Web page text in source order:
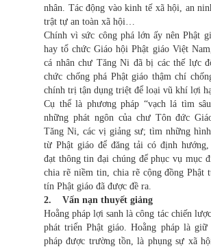
nhân. Tác động vào kinh tế xã hội, an
trật tự an toàn xã hội…
Chính vì sức công phá lớn ấy nên Phật
hay tổ chức Giáo hội Phật giáo Việt
cá nhân chư Tăng Ni đã bị các thế lực
chức chống phá Phật giáo thậm chí
chính trị tận dụng triệt để loại vũ khí lợi
Cụ thể là phương pháp “vạch lá tìm
những phát ngôn của chư Tôn đức
Tăng Ni, các vị giảng sư; tìm những
từ Phật giáo để đăng tải có định hướng,
đạt thông tin đại chúng để phục vụ mục
chia rẽ niềm tin, chia rẽ cộng đồng Phật
tín Phật giáo đã được đề ra.
2. Vấn nạn thuyết giảng
Hoằng pháp lợi sanh là công tác chiến
phát triển Phật giáo. Hoằng pháp là giữ
pháp được trường tồn, là phụng sự xã